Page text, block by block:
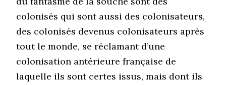
colonisés qui sont aussi des colonisateurs,
des colonisés devenus colonisateurs après
tout le monde, se réclamant d’une
colonisation antérieure française de
laquelle ils sont certes issus, mais dont ils